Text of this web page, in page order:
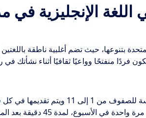
اللغة الإنجليزية
بتنوعها، حيث تضم أغلبية ناطقة باللغتين
فردًا منفتحًا وواعيًا ثقافيًا أثناء نشأتك
يتم توفير أنشطة ما بعد المدرسة
وستمنستر. يتم تقديم